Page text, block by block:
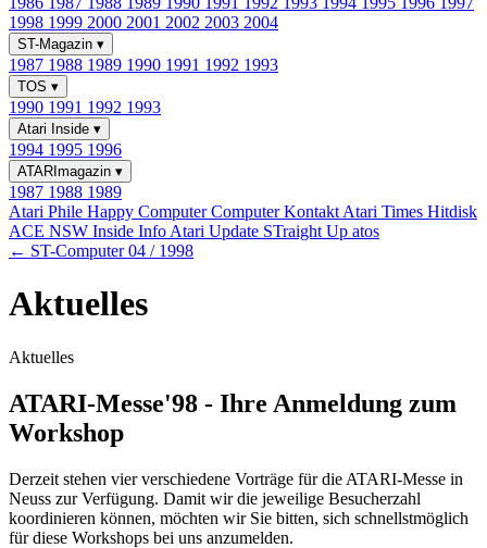
1998 1999 2000 2001 2002 2003 2004
ST-Magazin ▾
1987 1988 1989 1990 1991 1992 1993
TOS ▾
1990 1991 1992 1993
Atari Inside ▾
1994 1995 1996
ATARImagazin ▾
1987 1988 1989
Atari Phile Happy ComputerComputer Kontakt Atari Times Hitdisk
ACE NSW Inside Info Atari Update STraight Up atos
← ST-Computer 04 / 1998
Aktuelles
Aktuelles
ATARI-Messe'98 - Ihre Anmeldung zum
Workshop
Derzeit stehen vier verschiedene Vorträge für die ATARI-Messe in
Neuss zur Verfügung. Damit wir die jeweilige Besucherzahl
koordinieren können, möchten wir Sie bitten, sich schnellstmöglich
für diese Workshops bei uns anzumelden.